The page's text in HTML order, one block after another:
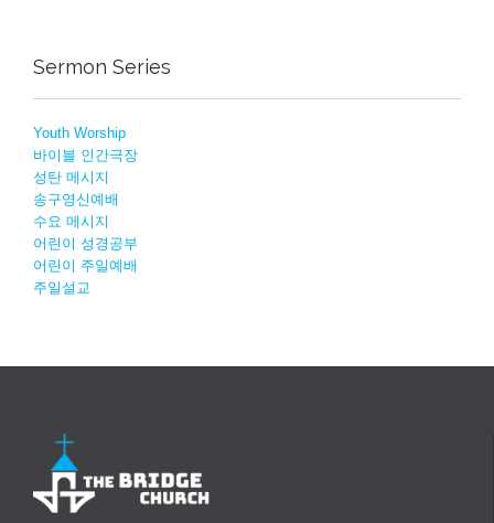
Sermon Series
Youth Worship
바이블 인간극장
성탄 메시지
송구영신예배
수요 메시지
어린이 성경공부
어린이 주일예배
주일설교